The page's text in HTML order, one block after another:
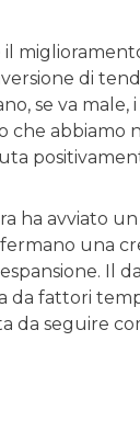
il
di
se va male, i
che abbiamo
ha avviato un
una
Il
da fattori
da seguire